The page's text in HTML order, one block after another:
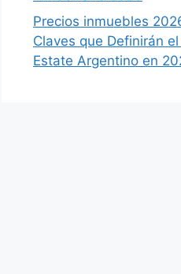
Precios inmuebles
Claves que Definirán el
Estate Argentino en